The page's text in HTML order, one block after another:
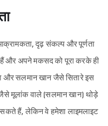
दृढ़ संकल्प और पूर्णता
हैं और अपने मकसद को पूरा करके ही
और सलमान खान जैसे सितारे इस
मूलांक वाले (सलमान खान) थोड़े
हैं, लेकिन वे हमेशा लाइमलाइट